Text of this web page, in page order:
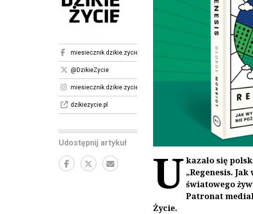
miesiecznik.dzikie.zycie
@DzikieZycie
miesiecznik.dzikie.zycie
dzikiezycie.pl
Udostępnij artykuł
U kazało się
„Regenesis.
światowego
Patronat
Życie.